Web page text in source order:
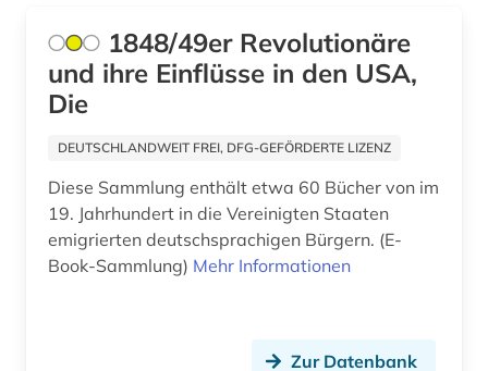
baltikum (4)
bamberg (1)
banknote (1)
bantusprachen (1)
barbosa (1)
bartensleben <familie> (1)
1848/49er Revolutionäre
und ihre Einflüsse in den USA,
Die
DEUTSCHLANDWEIT FREI, DFG-GEFÖRDERTE LIZENZ
Diese Sammlung enthält etwa 60 Bücher von im
19. Jahrhundert in die Vereinigten Staaten
emigrierten deutschsprachigen Bürgern. (E-
Book-Sammlung) Mehr Informationen
Zur Datenbank